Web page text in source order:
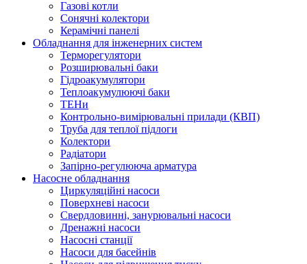
Газові котли
Сонячні колектори
Керамічні панелі
Обладнання для інженерних систем
Терморегулятори
Розширювальні баки
Гідроакумулятори
Теплоакумулюючі баки
ТЕНи
Контрольно-вимірювальні прилади (КВП)
Труба для теплої підлоги
Колектори
Радіатори
Запірно-регулююча арматура
Насосне обладнання
Циркуляційні насоси
Поверхневі насоси
Свердловинні, занурювальні насоси
Дренажні насоси
Насосні станції
Насоси для басейнів